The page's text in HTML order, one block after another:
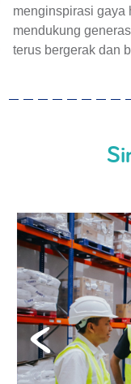
menginspirasi gaya
mendukung
terus bergerak dan